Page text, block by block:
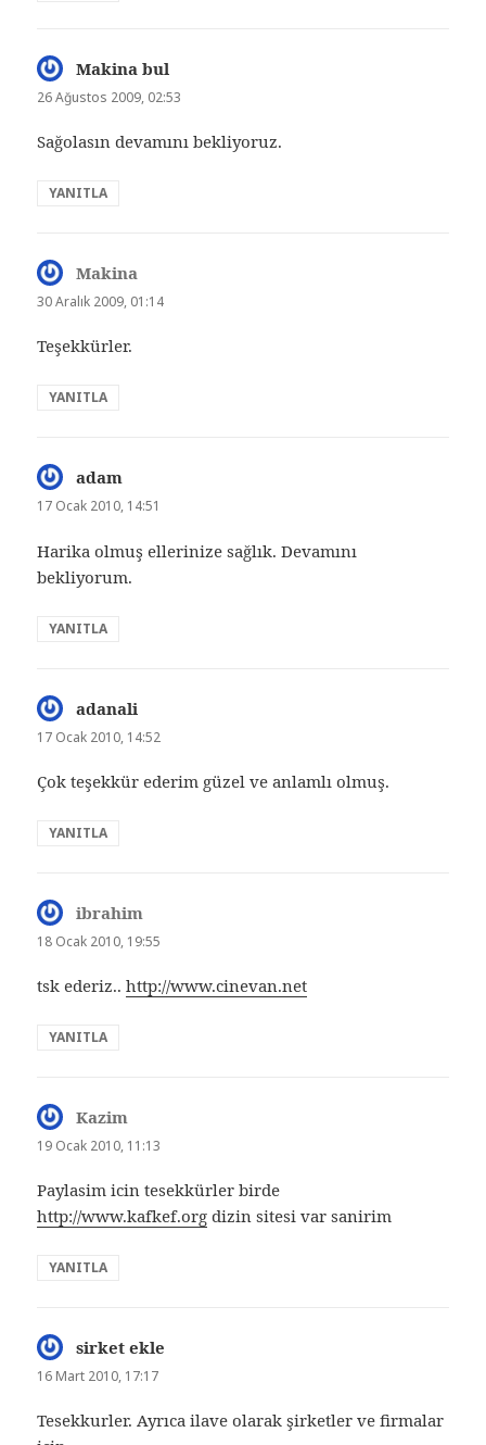
Makina bul
ki:
26 Ağustos 2009, 02:53
Sağolasın devamını bekliyoruz.
YANITLA
Makina
ki:
30 Aralık 2009, 01:14
Teşekkürler.
YANITLA
adam
ki:
17 Ocak 2010, 14:51
Harika olmuş ellerinize sağlık. Devamını
bekliyorum.
YANITLA
adanali
ki:
17 Ocak 2010, 14:52
Çok teşekkür ederim güzel ve anlamlı olmuş.
YANITLA
ibrahim
ki:
18 Ocak 2010, 19:55
tsk ederiz..http://www.cinevan.net
YANITLA
Kazim
ki:
19 Ocak 2010, 11:13
Paylasim icin tesekkürler birde
http://www.kafkef.org dizin sitesi var sanirim
YANITLA
sirket ekle
16 Mart 2010, 17:17
Tesekkurler. Ayrıca ilave olarak şirketler ve firmalar